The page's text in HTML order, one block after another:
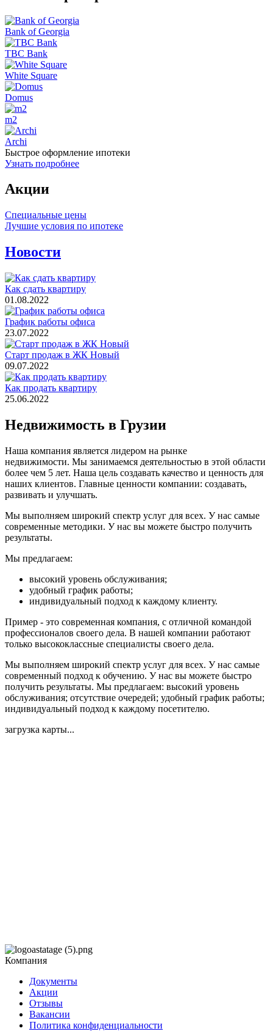
Bank of Georgia
TBC Bank
White Square
Domus
m2
Archi
Быстрое оформление ипотеки
Узнать подробнее
Акции
Специальные цены
Лучшие условия по ипотеке
Новости
Как сдать квартиру
01.08.2022
График работы офиса
23.07.2022
Старт продаж в ЖК Новый
09.07.2022
Как продать квартиру
25.06.2022
Недвижимость в Грузии
Наша компания является лидером на рынке
недвижимости. Мы занимаемся деятельностью в этой области
более чем 5 лет. Наша цель создавать качество и ценность для
наших клиентов. Главные ценности компании: создавать,
развивать и улучшать.
Мы выполняем широкий спектр услуг для всех. У нас самые
современные методики. У нас вы можете быстро получить
результаты.
Мы предлагаем:
высокий уровень обслуживания;
удобный график работы;
индивидуальный подход к каждому клиенту.
Пример - это современная компания, с отличной командой
профессионалов своего дела. В нашей компании работают
только высококлассные специалисты своего дела.
Мы выполняем широкий спектр услуг для всех. У нас самые
современный подход к обучению. У нас вы можете быстро
получить результаты. Мы предлагаем: высокий уровень
обслуживания; отсутствие очередей; удобный график работы;
индивидуальный подход к каждому посетителю.
загрузка карты...
Компания
Документы
Акции
Отзывы
Вакансии
Политика конфиденциальности